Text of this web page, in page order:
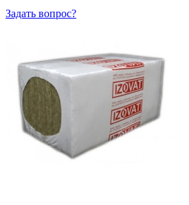
Задать вопрос?